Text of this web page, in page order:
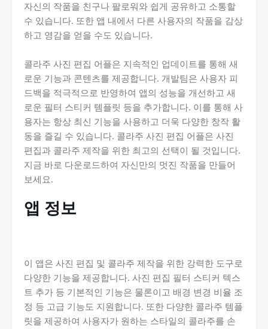
자신의 작품을 친구나 팔로워와 쉽게 공유하고 소통할
수 있습니다. 또한 앱 내에서 다른 사용자의 작품을 감상
하고 영감을 얻을 수도 있습니다.
콜라주 사진 편집 어플은 지속적인 업데이트를 통해 새
로운 기능과 콘텐츠를 제공합니다. 개발팀은 사용자 피
드백을 적극적으로 반영하여 앱의 성능을 개선하고 새
로운 필터 스티커 템플릿 등을 추가합니다. 이를 통해 사
용자는 항상 최신 기능을 사용하고 더욱 다양한 창작 활
동을 즐길 수 있습니다. 콜라주 사진 편집 어플은 사진
편집과 콜라주 제작을 위한 최고의 선택이 될 것입니다.
지금 바로 다운로드하여 자신만의 멋진 작품을 만들어
보세요.
앱 정보
이 앱은 사진 편집 및 콜라주 제작을 위한 강력한 도구로
다양한 기능을 제공합니다. 사진 편집 필터 스티커 텍스
트 추가 등 기본적인 기능은 물론이고 배경 변경 비율 조
정 등 고급 기능도 지원합니다. 또한 다양한 콜라주 템플
릿을 제공하여 사용자가 원하는 스타일의 콜라주를 손